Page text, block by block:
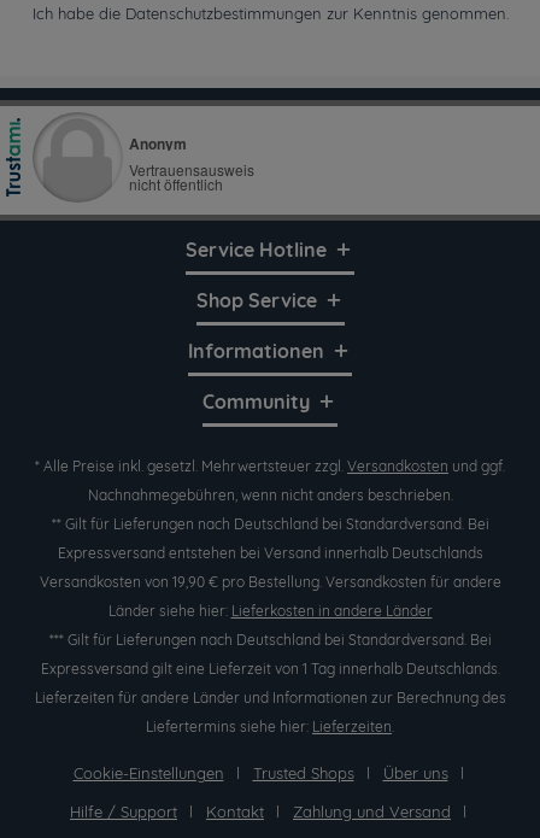
Ich habe die Datenschutzbestimmungen zur Kenntnis genommen.
Service Hotline
Shop Service
Informationen
Community
* Alle Preise inkl. gesetzl. Mehrwertsteuer zzgl. Versandkosten und ggf.
Nachnahmegebühren, wenn nicht anders beschrieben.
** Gilt für Lieferungen nach Deutschland bei Standardversand. Bei
Expressversand entstehen bei Versand innerhalb Deutschlands
Versandkosten von 19,90 € pro Bestellung. Versandkosten für andere
Länder siehe hier: Lieferkosten in andere Länder
*** Gilt für Lieferungen nach Deutschland bei Standardversand. Bei
Expressversand gilt eine Lieferzeit von 1 Tag innerhalb Deutschlands.
Lieferzeiten für andere Länder und Informationen zur Berechnung des
Liefertermins siehe hier: Lieferzeiten.
Cookie-Einstellungen Trusted Shops
Über uns
Hilfe / Support
Kontakt
Zahlung und Versand